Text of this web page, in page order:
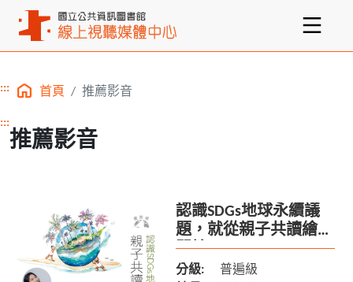
主要內容區塊
::: 首頁 推薦影音
:::
推薦影音
認識SDGs地球永續議
題，就從親子共讀繪本
開始
分級:
普遍級